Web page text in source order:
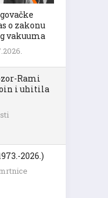
o zakonu
vakuuma
Rami
i uhitila
2026.)